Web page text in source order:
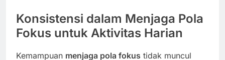
Konsistensi dalam Menjaga Pola
Fokus untuk Aktivitas Harian
Kemampuan menjaga pola fokus tidak muncul